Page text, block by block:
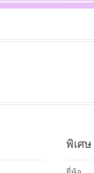
พิเศษ